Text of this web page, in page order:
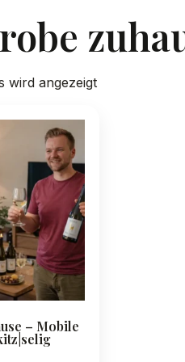
wird angezeigt
– Mobile